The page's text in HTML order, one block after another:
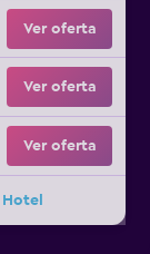
Ver oferta
Ver oferta
Ver oferta